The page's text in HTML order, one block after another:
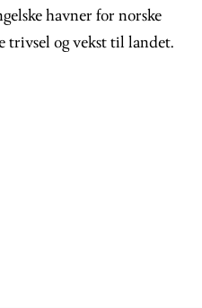
havner for norske
trivsel og vekst til landet.